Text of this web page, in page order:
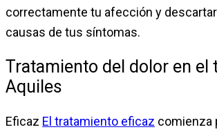
correctamente tu afección y
causas de tus síntomas.
Tratamiento del dolor en el
Aquiles
Eficaz El tratamiento eficaz comienza